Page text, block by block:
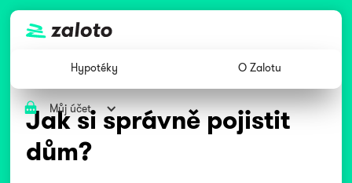
Hypotéky O Zalotu
Můj účet
Jak si správně pojistit
dům?